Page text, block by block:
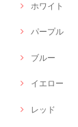
ホワイト
パープル
ブルー
イエロー
レッド